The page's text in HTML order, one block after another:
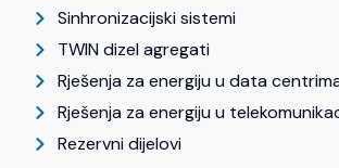
Sinhronizacijski sistemi
TWIN dizel agregati
Rješenja za energiju u data
Rješenja za energiju u
Rezervni dijelovi